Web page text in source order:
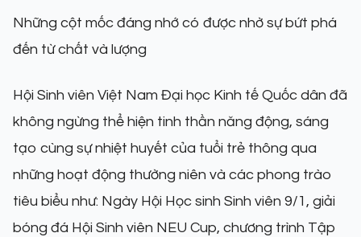
Những cột mốc đáng nhớ có được nhờ sự bứt phá
đến từ chất và lượng
Hội Sinh viên Việt Nam Đại học Kinh tế Quốc dân đã
không ngừng thể hiện tinh thần năng động, sáng
tạo cùng sự nhiệt huyết của tuổi trẻ thông qua
những hoạt động thường niên và các phong trào
tiêu biểu như: Ngày Hội Học sinh Sinh viên 9/1, giải
bóng đá Hội Sinh viên NEU Cup, chương trình Tập